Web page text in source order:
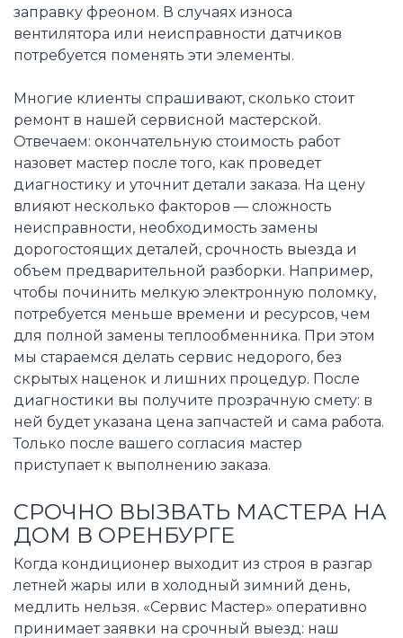
заправку фреоном. В случаях износа
вентилятора или неисправности датчиков
потребуется поменять эти элементы.
Многие клиенты спрашивают, сколько стоит
ремонт в нашей сервисной мастерской.
Отвечаем: окончательную стоимость работ
назовет мастер после того, как проведет
диагностику и уточнит детали заказа. На цену
влияют несколько факторов — сложность
неисправности, необходимость замены
дорогостоящих деталей, срочность выезда и
объем предварительной разборки. Например,
чтобы починить мелкую электронную поломку,
потребуется меньше времени и ресурсов, чем
для полной замены теплообменника. При этом
мы стараемся делать сервис недорого, без
скрытых наценок и лишних процедур. После
диагностики вы получите прозрачную смету: в
ней будет указана цена запчастей и сама работа.
Только после вашего согласия мастер
приступает к выполнению заказа.
СРОЧНО ВЫЗВАТЬ МАСТЕРА НА
ДОМ В ОРЕНБУРГЕ
Когда кондиционер выходит из строя в разгар
летней жары или в холодный зимний день,
медлить нельзя. «Сервис Мастер» оперативно
принимает заявки на срочный выезд: наш